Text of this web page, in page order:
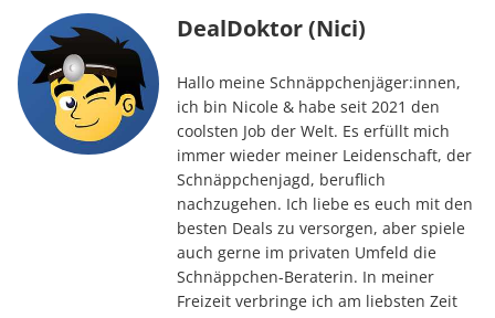
DealDoktor (Nici)
Hallo meine Schnäppchenjäger:innen,
ich bin Nicole & habe seit 2021 den
coolsten Job der Welt. Es erfüllt mich
immer wieder meiner Leidenschaft, der
Schnäppchenjagd, beruflich
nachzugehen. Ich liebe es euch mit den
besten Deals zu versorgen, aber spiele
auch gerne im privaten Umfeld die
Schnäppchen-Beraterin. In meiner
Freizeit verbringe ich am liebsten Zeit